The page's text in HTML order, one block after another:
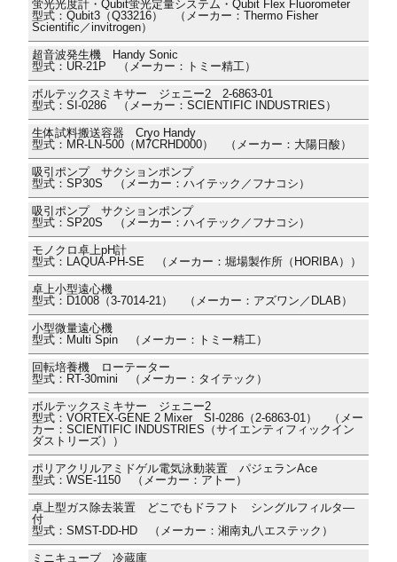
蛍光光度計・Qubit蛍光定量システム・Qubit Flex Fluorometer
型式：Qubit3（Q33216） （メーカー：Thermo Fisher
Scientific／invitrogen）
超音波発生機 Handy Sonic
型式：UR-21P （メーカー：トミー精工）
ボルテックスミキサー ジェニー2 2-6863-01
型式：SI-0286 （メーカー：SCIENTIFIC INDUSTRIES）
生体試料搬送容器 Cryo Handy
型式：MR-LN-500（M7CRHD000） （メーカー：大陽日酸）
吸引ポンプ サクションポンプ
型式：SP30S （メーカー：ハイテック／フナコシ）
吸引ポンプ サクションポンプ
型式：SP20S （メーカー：ハイテック／フナコシ）
モノクロ卓上pH計
型式：LAQUA-PH-SE （メーカー：堀場製作所（HORIBA））
卓上小型遠心機
型式：D1008（3-7014-21） （メーカー：アズワン／DLAB）
小型微量遠心機
型式：Multi Spin （メーカー：トミー精工）
回転培養機 ローテーター
型式：RT-30mini （メーカー：タイテック）
ボルテックスミキサー ジェニー2
型式：VORTEX-GENE 2 Mixer SI-0286（2-6863-01） （メー
カー：SCIENTIFIC INDUSTRIES（サイエンティフィックイン
ダストリーズ））
ポリアクリルアミドゲル電気泳動装置 パジェランAce
型式：WSE-1150 （メーカー：アトー）
卓上型ガス除去装置 どこでもドラフト シングルフィルタ―
付
型式：SMST-DD-HD （メーカー：湘南丸八エステック）
ミニキューブ 冷蔵庫